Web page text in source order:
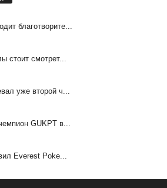
благотворите...
стоит смотрет...
уже второй ч...
GUKPT в...
Everest Poke...